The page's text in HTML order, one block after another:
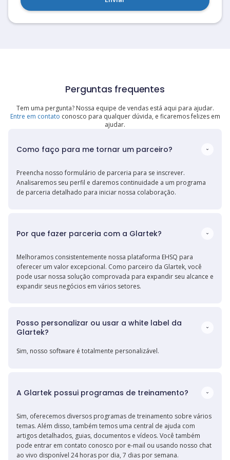
Perguntas frequentes
Tem uma pergunta? Nossa equipe de vendas está aqui para ajudar.
Entre em contato conosco para qualquer dúvida, e ficaremos felizes em
ajudar.
Como faço para me tornar um parceiro?
Preencha nosso formulário de parceria para se inscrever.
Analisaremos seu perfil e daremos continuidade a um programa
de parceria detalhado para iniciar nossa colaboração.
Por que fazer parceria com a Glartek?
Melhoramos consistentemente nossa plataforma EHSQ para
oferecer um valor excepcional. Como parceiro da Glartek, você
pode usar nossa solução comprovada para expandir seu alcance e
expandir seus negócios em vários setores.
Posso personalizar ou usar a white label da
Glartek?
Sim, nosso software é totalmente personalizável.
A Glartek possui programas de treinamento?
Sim, oferecemos diversos programas de treinamento sobre vários
temas. Além disso, também temos uma central de ajuda com
artigos detalhados, guias, documentos e vídeos. Você também
pode entrar em contato conosco por e-mail ou usando nosso chat
ao vivo disponível 24 horas por dia, 7 dias por semana.